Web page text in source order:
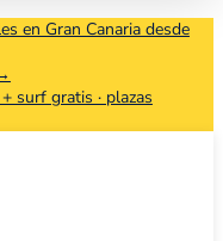
en Gran Canaria desde
surf gratis · plazas